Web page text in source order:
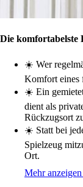
Die komfortabelste
☀️ Wer
Komfort eines
☀️ Ein
dient als
Rückzugsort
☀️ Statt bei
Spielzeug
Ort.
Mehr anzeigen